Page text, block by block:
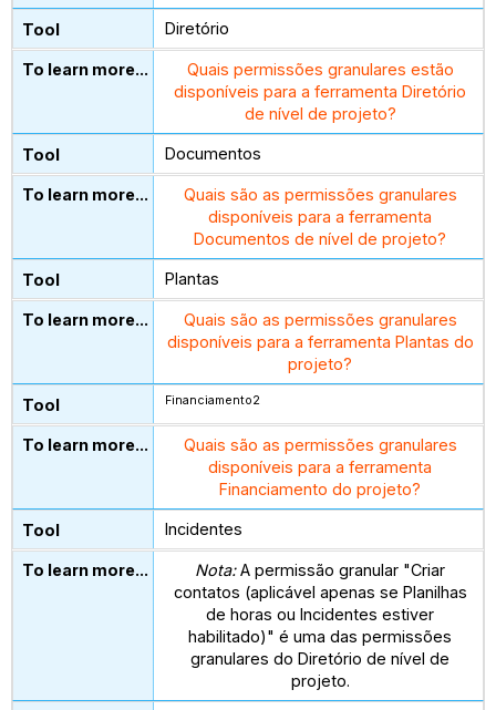
Diretório
Quais permissões granulares estão
disponíveis para a ferramenta Diretório
de nível de projeto?
Documentos
Quais são as permissões granulares
disponíveis para a ferramenta
Documentos de nível de projeto?
Plantas
Quais são as permissões granulares
disponíveis para a ferramenta Plantas do
projeto?
Financiamento2
Quais são as permissões granulares
disponíveis para a ferramenta
Financiamento do projeto?
Incidentes
Nota:A permissão granular "Criar
contatos (aplicável apenas se Planilhas
de horas ou Incidentes estiver
habilitado)" é uma das permissões
granulares do Diretório de nível de
projeto.